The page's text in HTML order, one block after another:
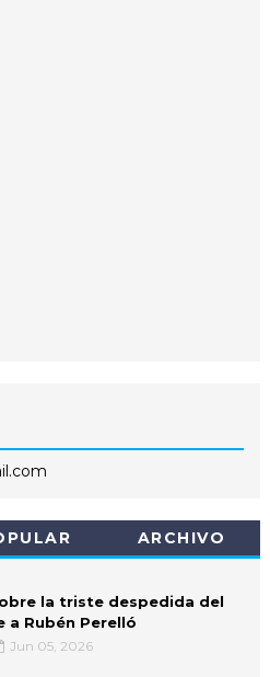
ARCHIVO
la triste despedida del
a Rubén Perelló
Jun 05, 2026